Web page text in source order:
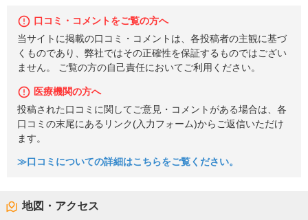
口コミ・コメントをご覧の方へ
当サイトに掲載の口コミ・コメントは、各投稿者の主観に基づ
くものであり、弊社ではその正確性を保証するものではござい
ません。 ご覧の方の自己責任においてご利用ください。
医療機関の方へ
投稿された口コミに関してご意見・コメントがある場合は、各
口コミの末尾にあるリンク(入力フォーム)からご返信いただけ
ます。
≫口コミについての詳細はこちらをご覧ください。
地図・アクセス